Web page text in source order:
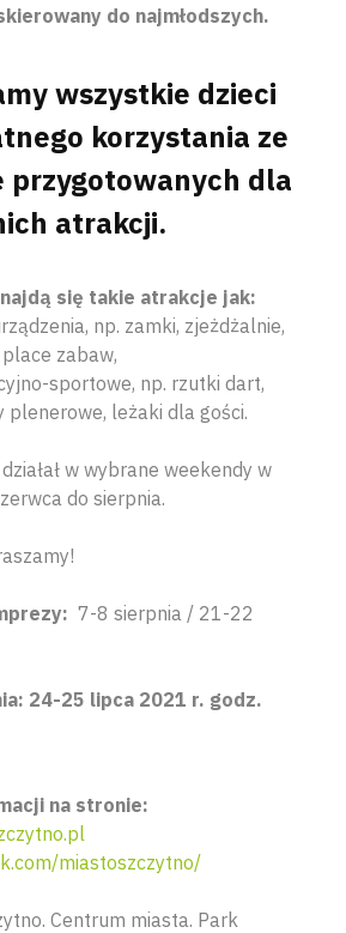
do najmłodszych.
wszystkie dzieci
korzystania ze
przygotowanych dla
atrakcji.
się takie atrakcje jak:
np. zamki, zjeżdżalnie,
zabaw,
sportowe, np. rzutki dart,
plenerowe, leżaki dla gości.
w wybrane weekendy w
do sierpnia.
7-8 sierpnia / 21-22
24-25 lipca 2021 r. godz.
na stronie:
miastoszczytno/
Centrum miasta. Park